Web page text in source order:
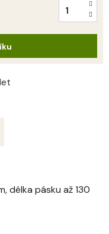
délka pásku až 130